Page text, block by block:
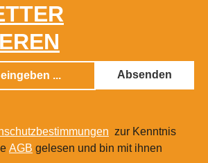
Absenden
zur Kenntnis
AGB gelesen und bin mit ihnen